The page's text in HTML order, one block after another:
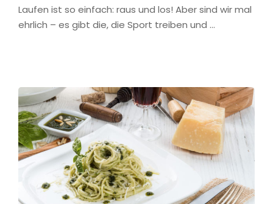
Laufen ist so einfach: raus und los! Aber sind wir mal
ehrlich – es gibt die, die Sport treiben und …